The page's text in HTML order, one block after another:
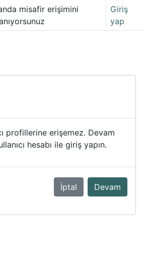
misafir erişimini
Giriş
yap
profillerine erişemez. Devam
hesabı ile giriş yapın.
İptal Devam